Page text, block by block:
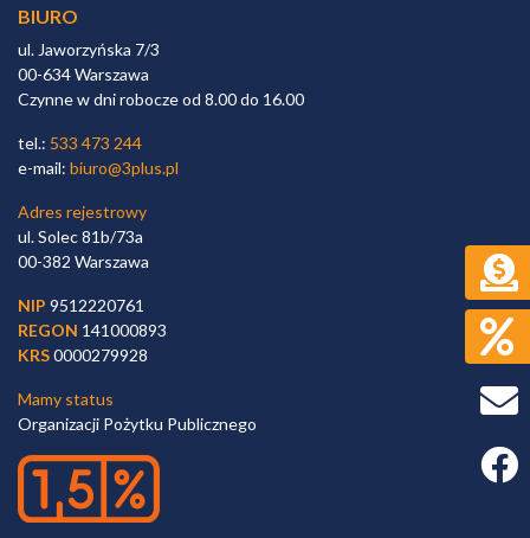
BIURO
ul. Jaworzyńska 7/3
00-634 Warszawa
Czynne w dni robocze od 8.00 do 16.00
tel.: 533 473 244
e-mail: biuro@3plus.pl
Adres rejestrowy
ul. Solec 81b/73a
00-382 Warszawa
NIP 9512220761
REGON 141000893
KRS0000279928
Mamy status
Organizacji Pożytku Publicznego